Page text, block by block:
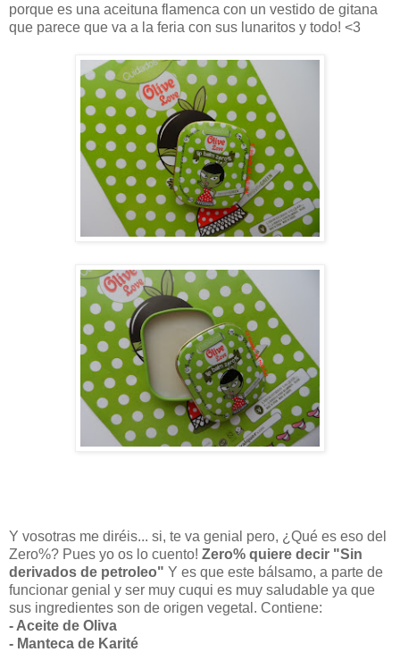
porque es una aceituna flamenca con un vestido de gitana
que parece que va a la feria con sus lunaritos y todo! <3
Y vosotras me diréis... si, te va genial pero, ¿Qué es eso del
Zero%? Pues yo os lo cuento! Zero% quiere decir "Sin
derivados de petroleo" Y es que este bálsamo, a parte de
funcionar genial y ser muy cuqui es muy saludable ya que
sus ingredientes son de origen vegetal. Contiene:
- Aceite de Oliva
- Manteca de Karité